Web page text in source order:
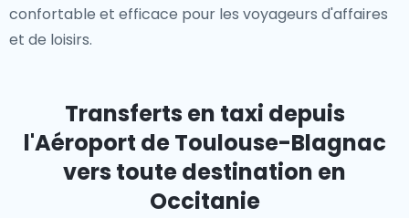
confortable et efficace pour les voyageurs d'affaires
et de loisirs.
Transferts en taxi depuis
l'Aéroport de Toulouse-Blagnac
vers toute destination en
Occitanie